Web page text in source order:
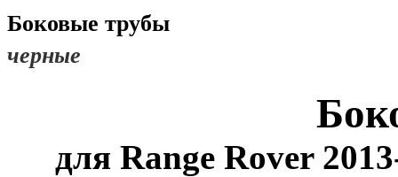
Боковые трубы
черные
для Range Rover